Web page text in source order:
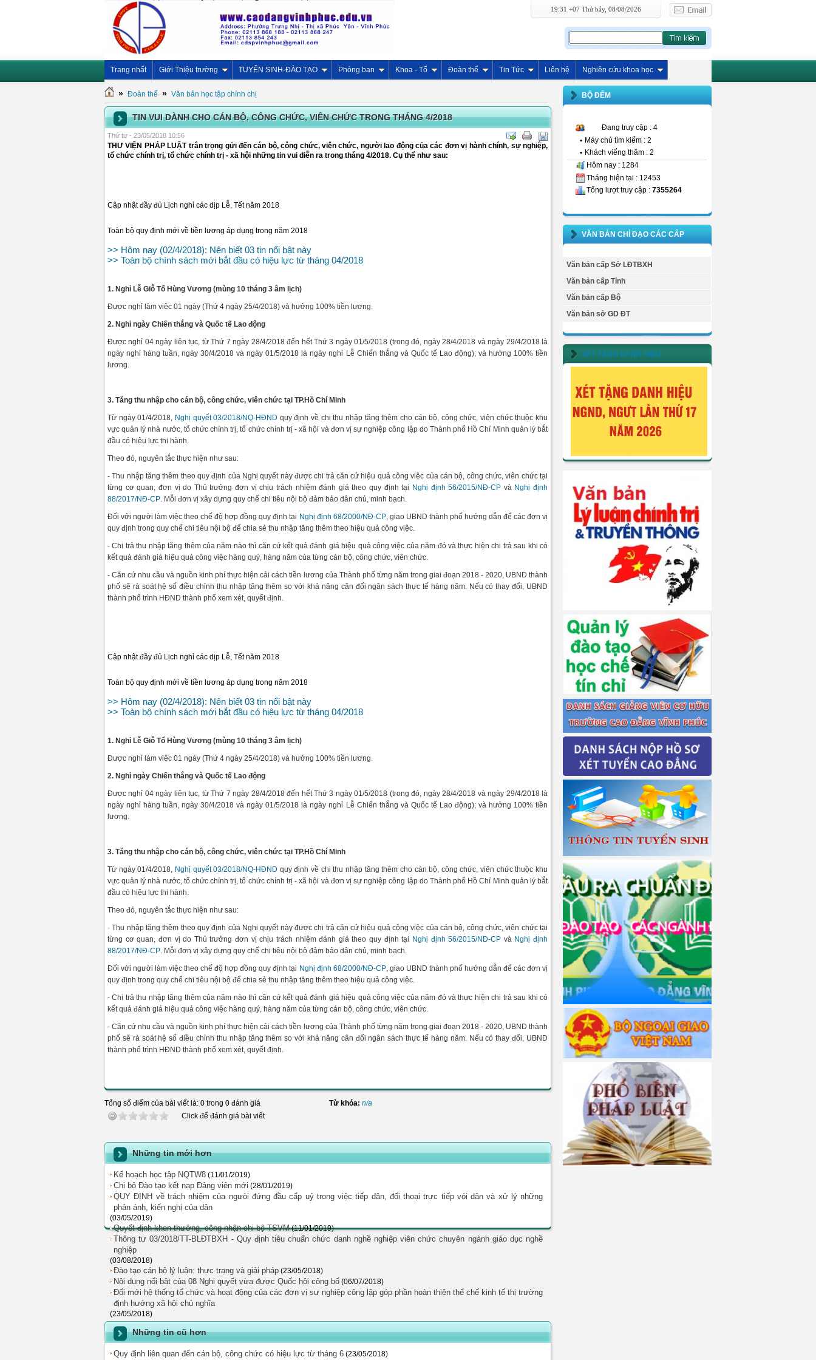
19:31 +07 Thứ bảy, 08/08/2026
Trang nhất Giới Thiệu trường TUYỂN SINH-ĐÀO TẠO Phòng ban Khoa - Tổ Đoàn thể Tin Tức Liên hệ Nghiên cứu khoa học
» Đoàn thể » Văn bản học tập chính chị
TIN VUI DÀNH CHO CÁN BỘ, CÔNG CHỨC, VIÊN CHỨC TRONG THÁNG 4/2018
Thứ tư - 23/05/2018 10:56
THƯ VIỆN PHÁP LUẬT trân trọng gửi đến cán bộ, công chức, viên chức, người lao động của các đơn vị hành chính, sự nghiệp,
tổ chức chính trị, tổ chức chính trị - xã hội những tin vui diễn ra trong tháng 4/2018. Cụ thể như sau:
Cập nhật đầy đủ Lịch nghỉ các dịp Lễ, Tết năm 2018
Toàn bộ quy định mới về tiền lương áp dụng trong năm 2018
>> Hôm nay (02/4/2018): Nên biết 03 tin nổi bật này
>> Toàn bộ chính sách mới bắt đầu có hiệu lực từ tháng 04/2018
1. Nghỉ Lễ Giỗ Tổ Hùng Vương (mùng 10 tháng 3 âm lịch)
Được nghỉ làm việc 01 ngày (Thứ 4 ngày 25/4/2018) và hưởng 100% tiền lương.
2. Nghỉ ngày Chiến thắng và Quốc tế Lao động
Được nghỉ 04 ngày liên tục, từ Thứ 7 ngày 28/4/2018 đến hết Thứ 3 ngày 01/5/2018 (trong đó, ngày 28/4/2018 và ngày 29/4/2018 là
ngày nghỉ hàng tuần, ngày 30/4/2018 và ngày 01/5/2018 là ngày nghỉ Lễ Chiến thắng và Quốc tế Lao động); và hưởng 100% tiền
lương.
3. Tăng thu nhập cho cán bộ, công chức, viên chức tại TP.Hồ Chí Minh
Từ ngày 01/4/2018, Nghị quyết 03/2018/NQ-HĐND quy định về chi thu nhập tăng thêm cho cán bộ, công chức, viên chức thuộc khu
vực quản lý nhà nước, tổ chức chính trị, tổ chức chính trị - xã hội và đơn vị sự nghiệp công lập do Thành phố Hồ Chí Minh quản lý bắt
đầu có hiệu lực thi hành.
Theo đó, nguyên tắc thực hiện như sau:
- Thu nhập tăng thêm theo quy định của Nghị quyết này được chi trả căn cứ hiệu quả công việc của cán bộ, công chức, viên chức tại
từng cơ quan, đơn vị do Thủ trưởng đơn vị chịu trách nhiệm đánh giá theo quy định tại Nghị định 56/2015/NĐ-CP và Nghị định
88/2017/NĐ-CP. Mỗi đơn vị xây dựng quy chế chi tiêu nội bộ đảm bảo dân chủ, minh bạch.
Đối với người làm việc theo chế độ hợp đồng quy định tại Nghị định 68/2000/NĐ-CP, giao UBND thành phố hướng dẫn để các đơn vị
quy định trong quy chế chi tiêu nội bộ để chia sẻ thu nhập tăng thêm theo hiệu quả công việc.
- Chi trả thu nhập tăng thêm của năm nào thì căn cứ kết quả đánh giá hiệu quả công việc của năm đó và thực hiện chi trả sau khi có
kết quả đánh giá hiệu quả công việc hàng quý, hàng năm của từng cán bộ, công chức, viên chức.
- Căn cứ nhu cầu và nguồn kinh phí thực hiện cải cách tiền lương của Thành phố từng năm trong giai đoạn 2018 - 2020, UBND thành
phố sẽ rà soát hệ số điều chỉnh thu nhập tăng thêm so với khả năng cân đối ngân sách thực tế hàng năm. Nếu có thay đổi, UBND
thành phố trình HĐND thành phố xem xét, quyết định.
Cập nhật đầy đủ Lịch nghỉ các dịp Lễ, Tết năm 2018
Toàn bộ quy định mới về tiền lương áp dụng trong năm 2018
>> Hôm nay (02/4/2018): Nên biết 03 tin nổi bật này
>> Toàn bộ chính sách mới bắt đầu có hiệu lực từ tháng 04/2018
1. Nghỉ Lễ Giỗ Tổ Hùng Vương (mùng 10 tháng 3 âm lịch)
Được nghỉ làm việc 01 ngày (Thứ 4 ngày 25/4/2018) và hưởng 100% tiền lương.
2. Nghỉ ngày Chiến thắng và Quốc tế Lao động
Được nghỉ 04 ngày liên tục, từ Thứ 7 ngày 28/4/2018 đến hết Thứ 3 ngày 01/5/2018 (trong đó, ngày 28/4/2018 và ngày 29/4/2018 là
ngày nghỉ hàng tuần, ngày 30/4/2018 và ngày 01/5/2018 là ngày nghỉ Lễ Chiến thắng và Quốc tế Lao động); và hưởng 100% tiền
lương.
3. Tăng thu nhập cho cán bộ, công chức, viên chức tại TP.Hồ Chí Minh
Từ ngày 01/4/2018, Nghị quyết 03/2018/NQ-HĐND quy định về chi thu nhập tăng thêm cho cán bộ, công chức, viên chức thuộc khu
vực quản lý nhà nước, tổ chức chính trị, tổ chức chính trị - xã hội và đơn vị sự nghiệp công lập do Thành phố Hồ Chí Minh quản lý bắt
đầu có hiệu lực thi hành.
Theo đó, nguyên tắc thực hiện như sau:
- Thu nhập tăng thêm theo quy định của Nghị quyết này được chi trả căn cứ hiệu quả công việc của cán bộ, công chức, viên chức tại
từng cơ quan, đơn vị do Thủ trưởng đơn vị chịu trách nhiệm đánh giá theo quy định tại Nghị định 56/2015/NĐ-CP và Nghị định
88/2017/NĐ-CP. Mỗi đơn vị xây dựng quy chế chi tiêu nội bộ đảm bảo dân chủ, minh bạch.
Đối với người làm việc theo chế độ hợp đồng quy định tại Nghị định 68/2000/NĐ-CP, giao UBND thành phố hướng dẫn để các đơn vị
quy định trong quy chế chi tiêu nội bộ để chia sẻ thu nhập tăng thêm theo hiệu quả công việc.
- Chi trả thu nhập tăng thêm của năm nào thì căn cứ kết quả đánh giá hiệu quả công việc của năm đó và thực hiện chi trả sau khi có
kết quả đánh giá hiệu quả công việc hàng quý, hàng năm của từng cán bộ, công chức, viên chức.
- Căn cứ nhu cầu và nguồn kinh phí thực hiện cải cách tiền lương của Thành phố từng năm trong giai đoạn 2018 - 2020, UBND thành
phố sẽ rà soát hệ số điều chỉnh thu nhập tăng thêm so với khả năng cân đối ngân sách thực tế hàng năm. Nếu có thay đổi, UBND
thành phố trình HĐND thành phố xem xét, quyết định.
Tổng số điểm của bài viết là: 0 trong 0 đánh giá
Click để đánh giá bài viết
Từ khóa: n/a
Những tin mới hơn
Kế hoạch học tập NQTW8 (11/01/2019)
Chi bộ Đào tạo kết nạp Đảng viên mới (28/01/2019)
QUY ĐỊNH về trách nhiệm của ngưòi đứng đầu cấp uỷ trong việc tiếp dân, đối thoại trực tiếp vói dân và xử lý những
phản ánh, kiến nghị của dân
(03/05/2019)
Quyết định khen thưởng, công nhận chi bộ TSVM (11/01/2019)
Thông tư 03/2018/TT-BLĐTBXH - Quy định tiêu chuẩn chức danh nghề nghiệp viên chức chuyên ngành giáo dục nghề
nghiệp
(03/08/2018)
Đào tạo cán bộ lý luận: thực trạng và giải pháp (23/05/2018)
Nội dung nổi bật của 08 Nghị quyết vừa được Quốc hội công bố (06/07/2018)
Đổi mới hệ thống tổ chức và hoạt động của các đơn vị sự nghiệp công lập góp phần hoàn thiện thể chế kinh tế thị trường
định hướng xã hội chủ nghĩa
(23/05/2018)
Những tin cũ hơn
Quy định liên quan đến cán bộ, công chức có hiệu lực từ tháng 6 (23/05/2018)
BỘ ĐẾM
Đang truy cập : 4
• Máy chủ tìm kiếm : 2
• Khách viếng thăm : 2
Hôm nay : 1284
Tháng hiện tại : 12453
Tổng lượt truy cập : 7355264
VĂN BẢN CHỈ ĐẠO CÁC CẤP
Văn bản cấp Sở LĐTBXH
Văn bản cấp Tỉnh
Văn bản cấp Bộ
Văn bản sở GD ĐT
XÉT TẶNG DANH HIỆU